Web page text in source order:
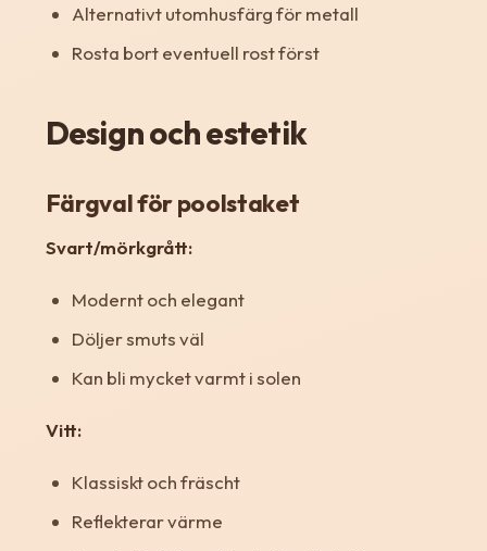
Alternativt utomhusfärg för metall
Rosta bort eventuell rost först
Design och estetik
Färgval för poolstaket
Svart/mörkgrått:
Modernt och elegant
Döljer smuts väl
Kan bli mycket varmt i solen
Vitt:
Klassiskt och fräscht
Reflekterar värme